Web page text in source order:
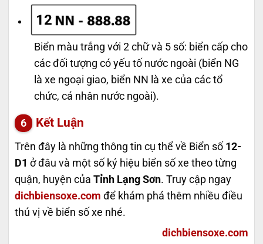
12
Biển màu trắng với 2 chữ và 5 số: biển cấp cho
các đối tượng có yếu tố nước ngoài (biển NG
là xe ngoại giao, biển NN là xe của các tổ
chức, cá nhân nước ngoài).
Kết Luận
Trên đây là những thông tin cụ thể về Biển số 12-
D1 ở đâu và một số ký hiệu biển số xe theo từng
quận, huyện của Tỉnh Lạng Sơn. Truy cập ngay
dichbiensoxe.com để khám phá thêm nhiều điều
thú vị về biển số xe nhé.
dichbiensoxe.com